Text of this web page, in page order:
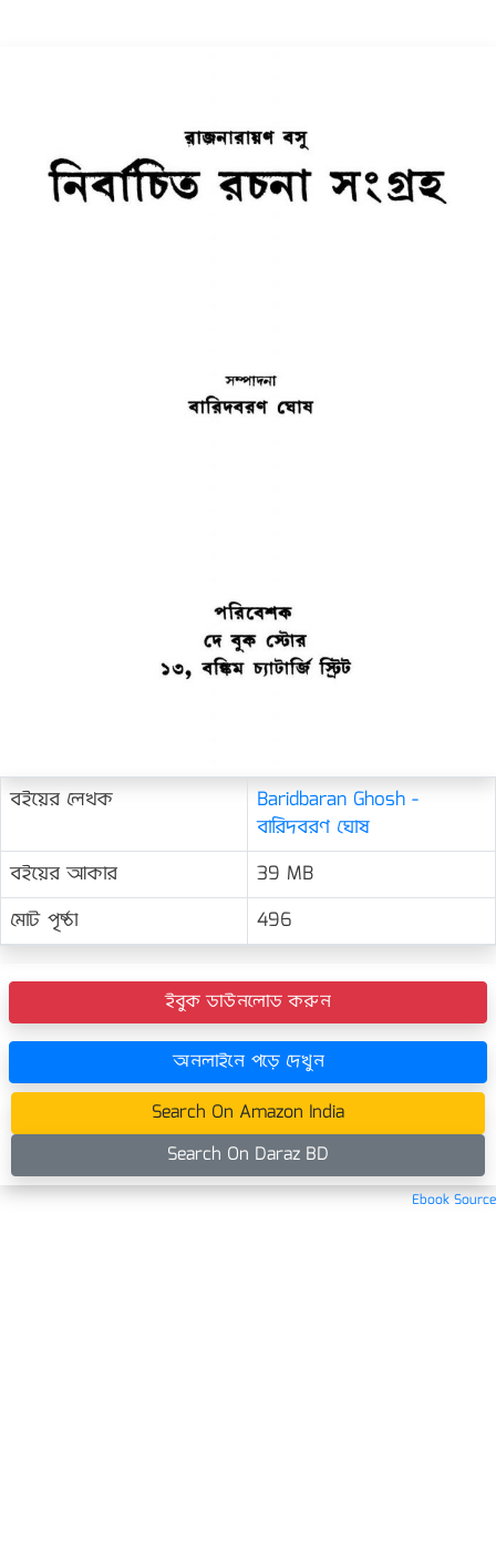
বইয়ের লেখক
Baridbaran Ghosh -
বারিদবরণ ঘোষ
বইয়ের আকার
39 MB
মোট পৃষ্ঠা
496
ইবুক ডাউনলোড করুন
অনলাইনে পড়ে দেখুন
Search On Amazon India
Search On Daraz BD
Ebook Source